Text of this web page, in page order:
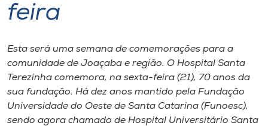
Portal de Ensino
A
Internacionalização
feira
Esta será uma semana de comemorações para a
comunidade de Joaçaba e região. O Hospital Santa
Terezinha comemora, na sexta-feira (21), 70 anos da
sua fundação. Há dez anos mantido pela Fundação
Universidade do Oeste de Santa Catarina (Funoesc),
sendo agora chamado de Hospital Universitário Santa